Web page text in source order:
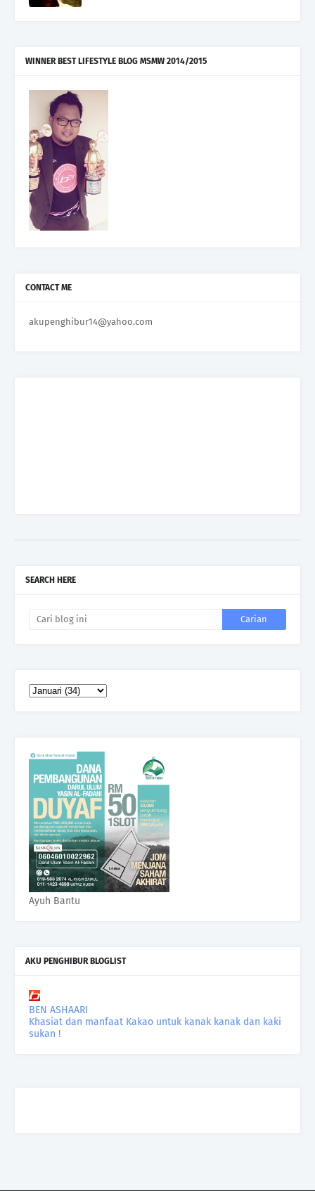
WINNER BEST LIFESTYLE BLOG MSMW 2014/2015
CONTACT ME
akupenghibur14@yahoo.com
SEARCH HERE
Ayuh Bantu
AKU PENGHIBUR BLOGLIST
BEN ASHAARI
Khasiat dan manfaat Kakao untuk kanak kanak dan kaki
sukan !